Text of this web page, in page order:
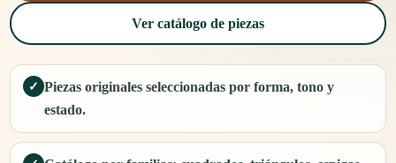
Ver catálogo de piezas
✓ Piezas originales seleccionadas por forma, tono y
estado.